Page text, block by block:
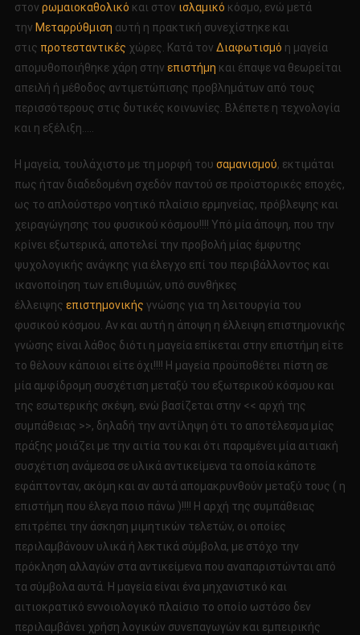
στον ρωμαιοκαθολικό και στον ισλαμικό κόσμο, ενώ μετά
την Μεταρρύθμιση αυτή η πρακτική συνεχίστηκε και
στις προτεσταντικές χώρες. Κατά τον Διαφωτισμό η μαγεία
απομυθοποιήθηκε χάρη στην επιστήμη και έπαψε να θεωρείται
απειλή ή μέθοδος αντιμετώπισης προβλημάτων από τους
περισσότερους στις δυτικές κοινωνίες. Βλέπετε η τεχνολογία
και η εξέλιξη…..
Η μαγεία, τουλάχιστο με τη μορφή του σαμανισμού, εκτιμάται
πως ήταν διαδεδομένη σχεδόν παντού σε προϊστορικές εποχές,
ως το απλούστερο νοητικό πλαίσιο ερμηνείας, πρόβλεψης και
χειραγώγησης του φυσικού κόσμου!!!! Υπό μία άποψη, που την
κρίνει εξωτερικά, αποτελεί την προβολή μίας έμφυτης
ψυχολογικής ανάγκης για έλεγχο επί του περιβάλλοντος και
ικανοποίηση των επιθυμιών, υπό συνθήκες
έλλειψης επιστημονικής γνώσης για τη λειτουργία του
φυσικού κόσμου. Αν και αυτή η άποψη η έλλειψη επιστημονικής
γνώσης είναι λάθος διότι η μαγεία επίκεται στην επιστήμη είτε
το θέλουν κάποιοι είτε όχι!!!! Η μαγεία προϋποθέτει πίστη σε
μία αμφίδρομη συσχέτιση μεταξύ του εξωτερικού κόσμου και
της εσωτερικής σκέψη, ενώ βασίζεται στην << αρχή της
συμπάθειας >>, δηλαδή την αντίληψη ότι το αποτέλεσμα μίας
πράξης μοιάζει με την αιτία του και ότι παραμένει μία αιτιακή
συσχέτιση ανάμεσα σε υλικά αντικείμενα τα οποία κάποτε
εφάπτονταν, ακόμη και αν αυτά απομακρυνθούν μεταξύ τους ( η
επιστήμη που έλεγα ποιο πάνω )!!!! Η αρχή της συμπάθειας
επιτρέπει την άσκηση μιμητικών τελετών, οι οποίες
περιλαμβάνουν υλικά ή λεκτικά σύμβολα, με στόχο την
πρόκληση αλλαγών στα αντικείμενα που αναπαριστώνται από
τα σύμβολα αυτά. Η μαγεία είναι ένα μηχανιστικό και
αιτιοκρατικό εννοιολογικό πλαίσιο το οποίο ωστόσο δεν
περιλαμβάνει χρήση λογικών συνεπαγωγών και εμπειρικής